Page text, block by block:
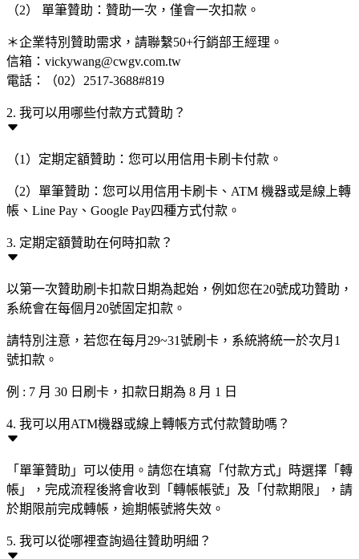
（2） 單筆贊助：贊助一次，僅會一次扣款。
＊企業特別贊助需求，請聯繫50+行銷部王經理。
信箱：vickywang@cwgv.com.tw
電話：（02）2517-3688#819
2. 我可以用哪些付款方式贊助？
（1）定期定額贊助：您可以用信用卡刷卡付款。
（2）單筆贊助：您可以用信用卡刷卡、ATM 機器或是線上轉
帳、Line Pay、Google Pay四種方式付款。
3. 定期定額贊助在何時扣款？
以第一次贊助刷卡扣款日期為起始，例如您在20號成功贊助，
系統會在每個月20號固定扣款。
請特別注意，若您在每月29~31號刷卡，系統將統一於次月1
號扣款。
例 : 7 月 30 日刷卡，扣款日期為 8 月 1 日
4. 我可以用ATM機器或線上轉帳方式付款贊助嗎？
「單筆贊助」可以使用。請您在填寫「付款方式」時選擇「轉
帳」，完成流程後將會收到「轉帳帳號」及「付款期限」，請
於期限前完成轉帳，逾期帳號將失效。
5. 我可以從哪裡查詢過往贊助明細？